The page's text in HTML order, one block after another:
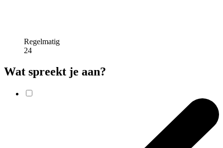
Regelmatig
24
Wat spreekt je aan?